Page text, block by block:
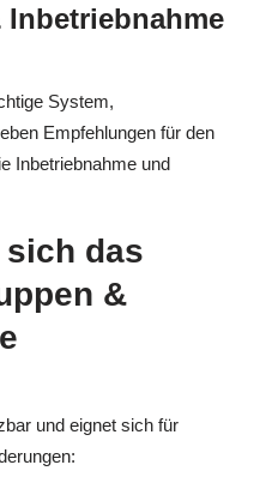
Inbetriebnahme
System,
Empfehlungen für den
Inbetriebnahme und
sich das
&
und eignet sich für